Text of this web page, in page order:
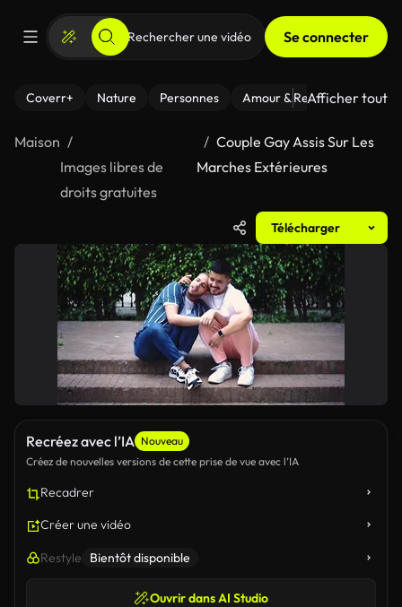
Se connecter
Coverr+ Nature Personnes Amour & Relations Le
Afficher tout
Maison
Images libres de
droits gratuites
Couple Gay Assis Sur Les
Marches Extérieures
Télécharger
Recréez avec l’IA Nouveau
Créez de nouvelles versions de cette prise de vue avec l’IA
Recadrer
Créer une vidéo
Restyle Bientôt disponible
Ouvrir dans AI Studio